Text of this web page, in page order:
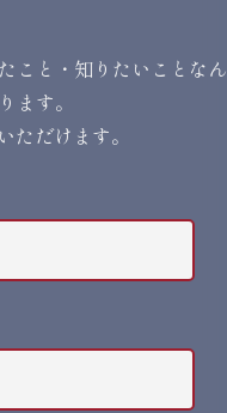
こと・知りたいことなん
ます。
ただけます。